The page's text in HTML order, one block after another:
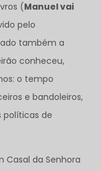
(Manuel vai
pelo
também a
conheceu,
o tempo
e bandoleiros,
políticas de
Casal da Senhora